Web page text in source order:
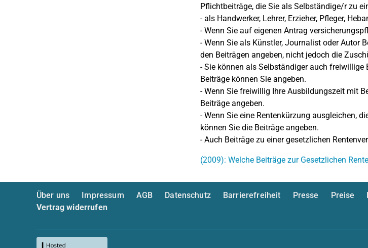
Pflichtbeiträge, die Sie als Selbständige/r zu
- als Handwerker, Lehrer, Erzieher, Pfleger,
- Wenn Sie auf eigenen Antrag
- Wenn Sie als Künstler, Journalist oder Autor
den Beiträgen angeben, nicht jedoch die
- Sie können als Selbständiger auch
Beiträge können Sie angeben.
- Wenn Sie freiwillig Ihre Ausbildungszeit mit
Beiträge angeben.
- Wenn Sie eine Rentenkürzung ausgleichen,
können Sie die Beiträge angeben.
- Auch Beiträge zu einer gesetzlichen
(2009): Welche Beiträge zur Gesetzlichen
Über uns Impressum AGB Datenschutz Barrierefreiheit Presse Preise
Vertrag widerrufen